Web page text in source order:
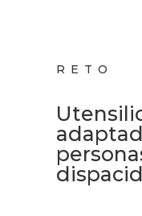
RETO